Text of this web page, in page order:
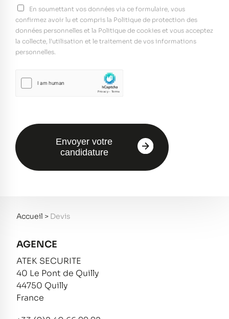
Accueil > Devis
AGENCE
ATEK SECURITE
40 Le Pont de Quilly
44750 Quilly
France
En soumettant vos données via ce formulaire, vous
confirmez avoir lu et compris la Politique de protection des
données personnelles et la Politique de cookies et vous acceptez
la collecte, l’utilisation et le traitement de vos informations
personnelles.
Envoyer votre
candidature